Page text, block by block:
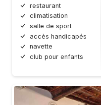
restaurant
climatisation
salle de sport
accès handicapés
navette
club pour enfants